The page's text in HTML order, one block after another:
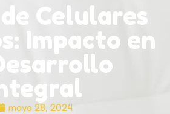
de Celulares
Impacto en
mayo 28, 2024